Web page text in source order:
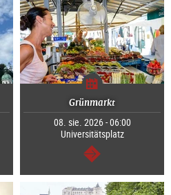
Grünmarkt
08. sie. 2026 - 06:00
Universitätsplatz
dalej